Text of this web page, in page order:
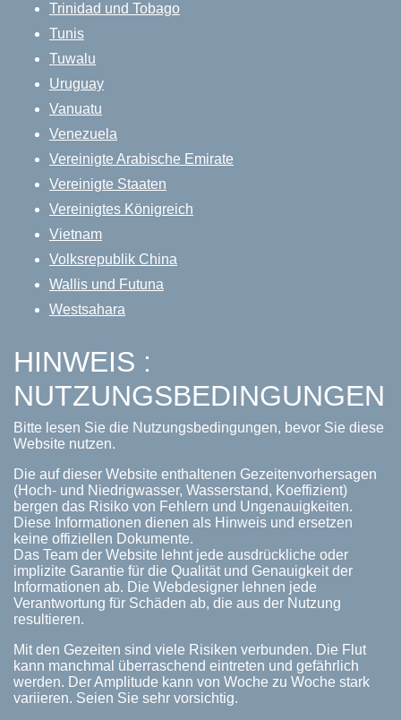
Trinidad und Tobago
Tunis
Tuwalu
Uruguay
Vanuatu
Venezuela
Vereinigte Arabische Emirate
Vereinigte Staaten
Vereinigtes Königreich
Vietnam
Volksrepublik China
Wallis und Futuna
Westsahara
HINWEIS :
NUTZUNGSBEDINGUNGEN
Bitte lesen Sie die Nutzungsbedingungen, bevor Sie diese
Website nutzen.
Die auf dieser Website enthaltenen Gezeitenvorhersagen
(Hoch- und Niedrigwasser, Wasserstand, Koeffizient)
bergen das Risiko von Fehlern und Ungenauigkeiten.
Diese Informationen dienen als Hinweis und ersetzen
keine offiziellen Dokumente.
Das Team der Website lehnt jede ausdrückliche oder
implizite Garantie für die Qualität und Genauigkeit der
Informationen ab. Die Webdesigner lehnen jede
Verantwortung für Schäden ab, die aus der Nutzung
resultieren.
Mit den Gezeiten sind viele Risiken verbunden. Die Flut
kann manchmal überraschend eintreten und gefährlich
werden. Der Amplitude kann von Woche zu Woche stark
variieren. Seien Sie sehr vorsichtig.